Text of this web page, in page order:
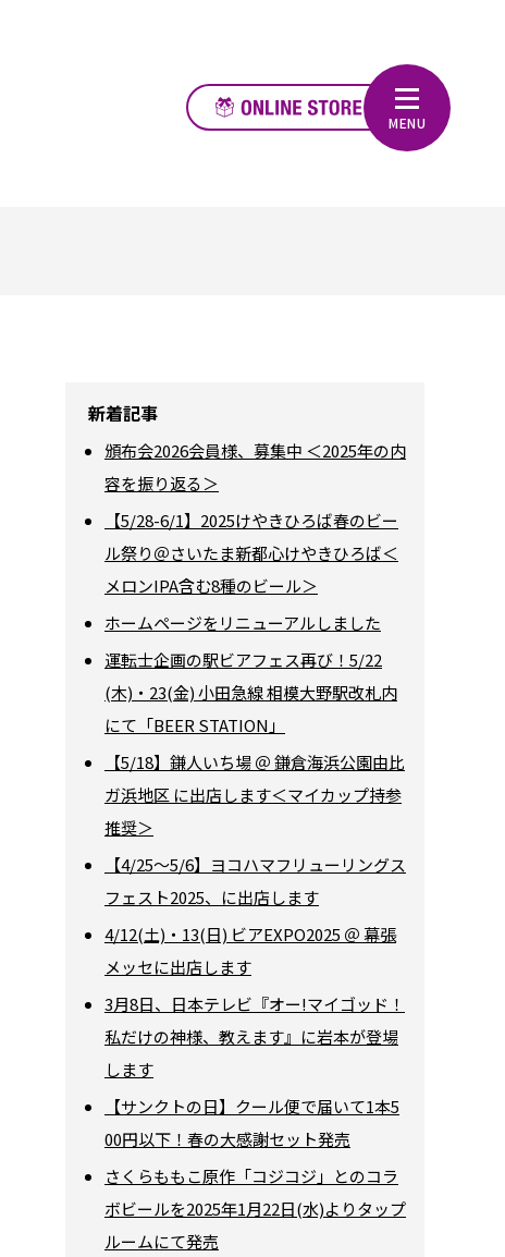
新着記事
頒布会2026会員様、募集中 ＜2025年の内
容を振り返る＞
【5/28-6/1】2025けやきひろば春のビー
ル祭り＠さいたま新都心けやきひろば＜
メロンIPA含む8種のビール＞
ホームページをリニューアルしました
運転士企画の駅ビアフェス再び！5/22
(木)・23(金) 小田急線 相模大野駅改札内
にて「BEER STATION」
【5/18】鎌人いち場 ＠ 鎌倉海浜公園由比
ガ浜地区 に出店します＜マイカップ持参
推奨＞
【4/25～5/6】ヨコハマフリューリングス
フェスト2025、に出店します
4/12(土)・13(日) ビアEXPO2025 ＠ 幕張
メッセに出店します
3月8日、日本テレビ『オー!マイゴッド！
私だけの神様、教えます』に岩本が登場
します
【サンクトの日】クール便で届いて1本5
00円以下！春の大感謝セット発売
さくらももこ原作「コジコジ」とのコラ
ボビールを2025年1月22日(水)よりタップ
ルームにて発売